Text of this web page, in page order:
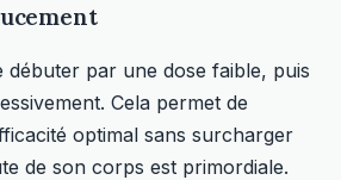
débuter par une dose faible, puis
Cela permet de
optimal sans surcharger
de son corps est primordiale.